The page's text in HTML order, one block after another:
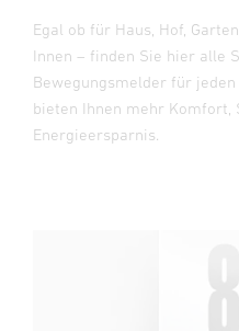
Egal ob für Haus, Hof,
Innen – finden Sie hier alle
Bewegungsmelder für
bieten Ihnen mehr Komfort,
Energieersparnis.